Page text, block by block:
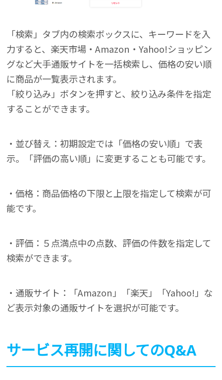
「検索」タブ内の検索ボックスに、キーワードを入
力すると、楽天市場・Amazon・Yahoo!ショッピン
グなど大手通販サイトを一括検索し、価格の安い順
に商品が一覧表示されます。
「絞り込み」ボタンを押すと、絞り込み条件を指定
することができます。
・並び替え：初期設定では「価格の安い順」で表
示。「評価の高い順」に変更することも可能です。
・価格：商品価格の下限と上限を指定して検索が可
能です。
・評価：５点満点中の点数、評価の件数を指定して
検索ができます。
・通販サイト：「Amazon」「楽天」「Yahoo!」な
ど表示対象の通販サイトを選択が可能です。
サービス再開に関してのQ&A